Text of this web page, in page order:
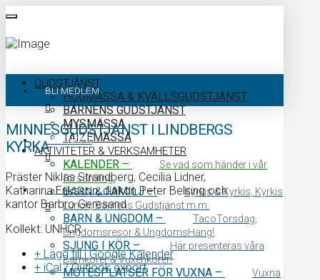
GUDSTJÄNST
HÖGMÄSSA & KVÄLLSGUDSTJÄNST
BARNENS GUDSTJÄNST
MYSMÄSSA
TAIZÉMÄSSA
AKTIVITETER & VERKSAMHETER
KALENDER –
Se vad som händer i vår
församling.
BARN & FAMILJ–
Kyrkis & Kyrkis, Kyrkis
Lunch, Barnens Gudstjänst m.m.
BARN & UNGDOM –
TacoTorsdag,
Ungdomsresor & UngdomsHäng!
SJUNG I KÖR –
Här presenteras våra
Barnkörer & Vuxenkörer!
MÖTESPLATSER FÖR VUXNA –
Vuxna
BLI MEDLEM
KALENDER
KONTAKTA OSS
MINNESGUDSTJÄNST I LINDBERGS
KYRKA
Präster Niklas Strandberg, Cecilia Lidner,
Katharina Eriksson, diakon Peter Belsing och
kantor Barbro Geresand
Kollekt: UNHCR
+ Lägg till i Google Kalender
+ iCal / Outlook export